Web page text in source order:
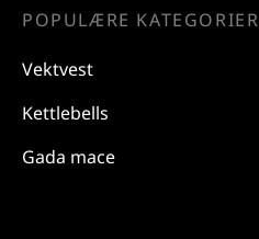
POPULÆRE KATEGORIER
Vektvest
Kettlebells
Gada mace